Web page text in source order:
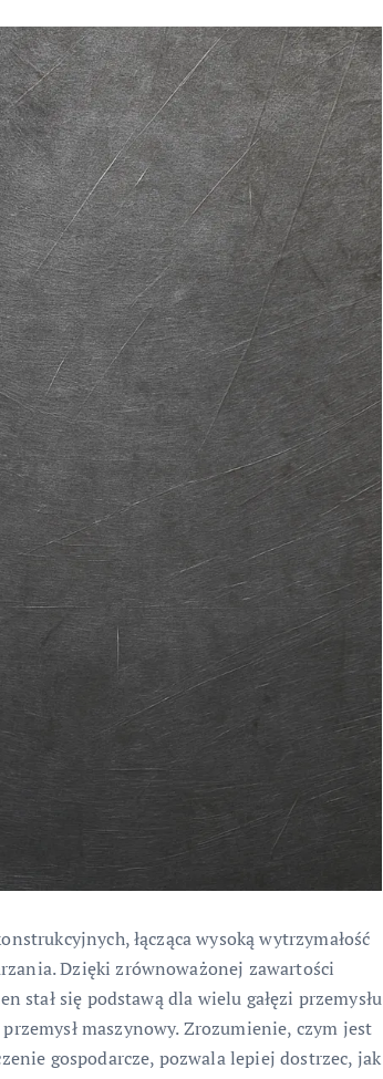
łącząca wysoką wytrzymałość
Dzięki zrównoważonej zawartości
stał się podstawą dla wielu gałęzi przemysłu
maszynowy. Zrozumienie, czym jest
gospodarcze, pozwala lepiej dostrzec, jak